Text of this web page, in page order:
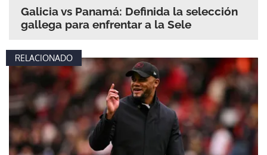
ACEPTAR
Galicia vs Panamá: Definida la selección
gallega para enfrentar a la Sele
RELACIONADO